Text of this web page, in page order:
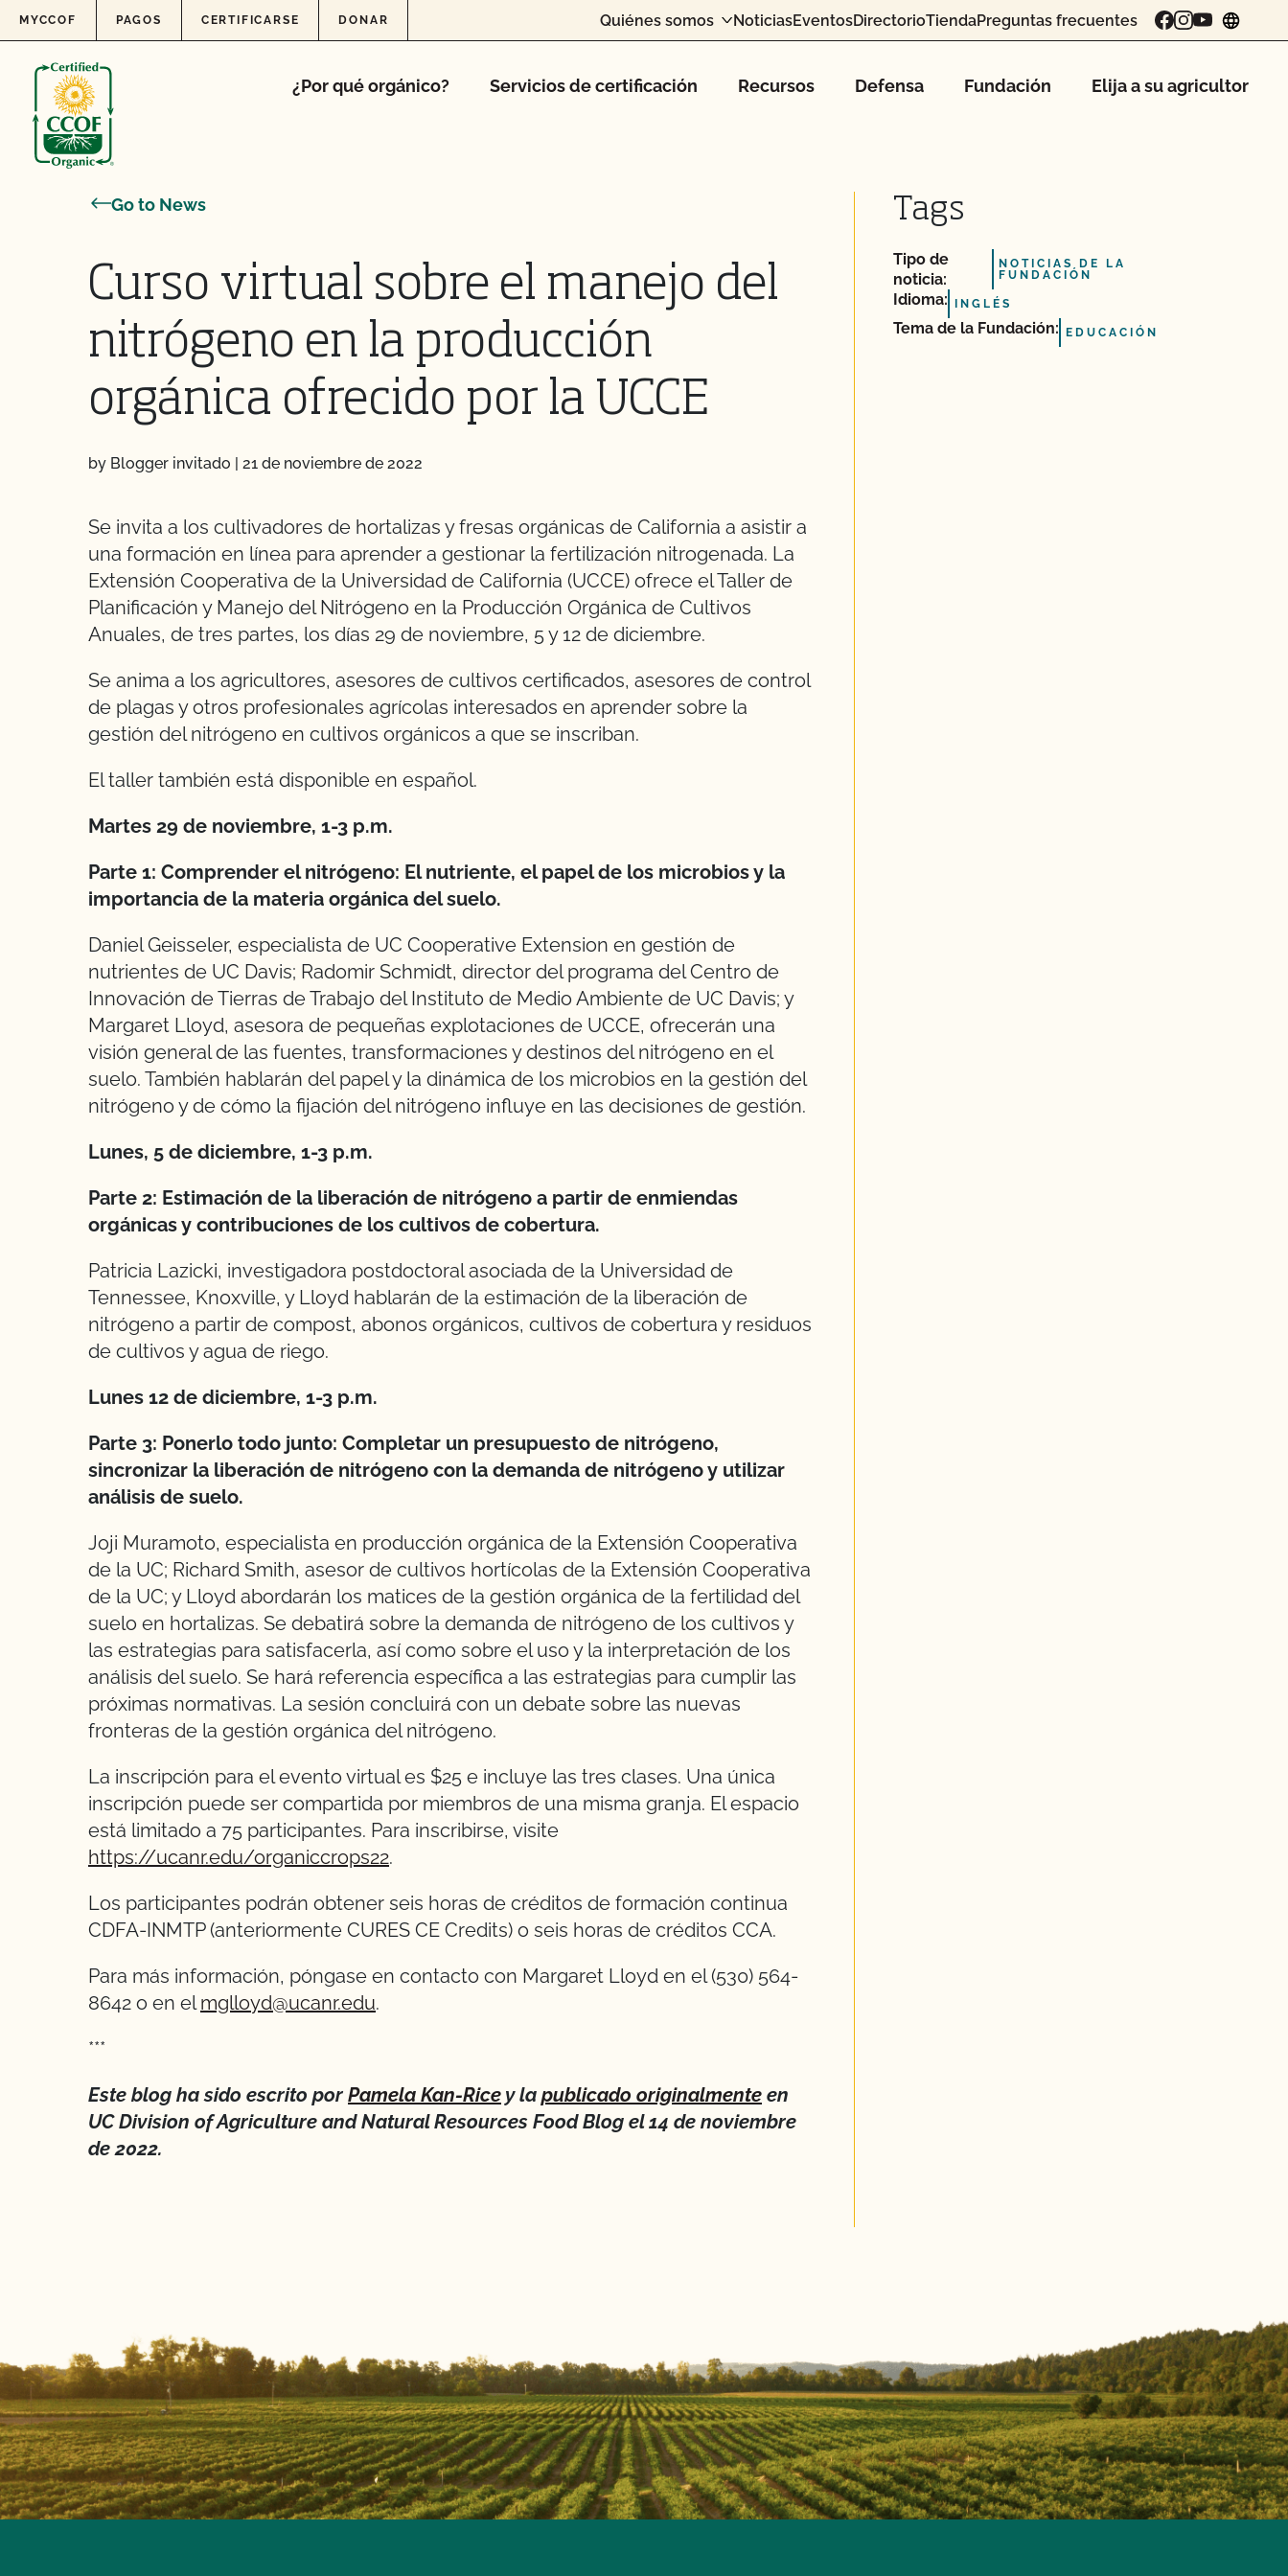
Skip to content
MYCCOF PAGOS CERTIFICARSE DONAR Quiénes somos NoticiasEventosDirectorioTiendaPreguntas frecuentes
¿Por qué orgánico? Servicios de certificación Recursos Defensa Fundación Elija a su agricultor
Go to News
Curso virtual sobre el manejo del
nitrógeno en la producción
orgánica ofrecido por la UCCE
by Blogger invitado | 21 de noviembre de 2022
Se invita a los cultivadores de hortalizas y fresas orgánicas de California a asistir a
una formación en línea para aprender a gestionar la fertilización nitrogenada. La
Extensión Cooperativa de la Universidad de California (UCCE) ofrece el Taller de
Planificación y Manejo del Nitrógeno en la Producción Orgánica de Cultivos
Anuales, de tres partes, los días 29 de noviembre, 5 y 12 de diciembre.
Se anima a los agricultores, asesores de cultivos certificados, asesores de control
de plagas y otros profesionales agrícolas interesados en aprender sobre la
gestión del nitrógeno en cultivos orgánicos a que se inscriban.
El taller también está disponible en español.
Martes 29 de noviembre, 1-3 p.m.
Parte 1: Comprender el nitrógeno: El nutriente, el papel de los microbios y la
importancia de la materia orgánica del suelo.
Daniel Geisseler, especialista de UC Cooperative Extension en gestión de
nutrientes de UC Davis; Radomir Schmidt, director del programa del Centro de
Innovación de Tierras de Trabajo del Instituto de Medio Ambiente de UC Davis; y
Margaret Lloyd, asesora de pequeñas explotaciones de UCCE, ofrecerán una
visión general de las fuentes, transformaciones y destinos del nitrógeno en el
suelo. También hablarán del papel y la dinámica de los microbios en la gestión del
nitrógeno y de cómo la fijación del nitrógeno influye en las decisiones de gestión.
Lunes, 5 de diciembre, 1-3 p.m.
Parte 2: Estimación de la liberación de nitrógeno a partir de enmiendas
orgánicas y contribuciones de los cultivos de cobertura.
Patricia Lazicki, investigadora postdoctoral asociada de la Universidad de
Tennessee, Knoxville, y Lloyd hablarán de la estimación de la liberación de
nitrógeno a partir de compost, abonos orgánicos, cultivos de cobertura y residuos
de cultivos y agua de riego.
Lunes 12 de diciembre, 1-3 p.m.
Parte 3: Ponerlo todo junto: Completar un presupuesto de nitrógeno,
sincronizar la liberación de nitrógeno con la demanda de nitrógeno y utilizar
análisis de suelo.
Joji Muramoto, especialista en producción orgánica de la Extensión Cooperativa
de la UC; Richard Smith, asesor de cultivos hortícolas de la Extensión Cooperativa
de la UC; y Lloyd abordarán los matices de la gestión orgánica de la fertilidad del
suelo en hortalizas. Se debatirá sobre la demanda de nitrógeno de los cultivos y
las estrategias para satisfacerla, así como sobre el uso y la interpretación de los
análisis del suelo. Se hará referencia específica a las estrategias para cumplir las
próximas normativas. La sesión concluirá con un debate sobre las nuevas
fronteras de la gestión orgánica del nitrógeno.
La inscripción para el evento virtual es $25 e incluye las tres clases. Una única
inscripción puede ser compartida por miembros de una misma granja. El espacio
está limitado a 75 participantes. Para inscribirse, visite
https://ucanr.edu/organiccrops22.
Los participantes podrán obtener seis horas de créditos de formación continua
CDFA-INMTP (anteriormente CURES CE Credits) o seis horas de créditos CCA.
Para más información, póngase en contacto con Margaret Lloyd en el (530) 564-
8642 o en elmglloyd@ucanr.edu.
***
Este blog ha sido escrito por Pamela Kan-Rice y la publicado originalmente en
UC Division of Agriculture and Natural Resources Food Blog el 14 de noviembre
de 2022.
Tags
Tipo de
noticia:
NOTICIAS DE LA
FUNDACIÓN
Idioma: INGLÉS
Tema de la Fundación: EDUCACIÓN